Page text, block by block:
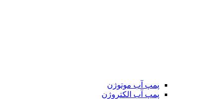
پمپ آب موتوژن
پمپ آب الکتروژن